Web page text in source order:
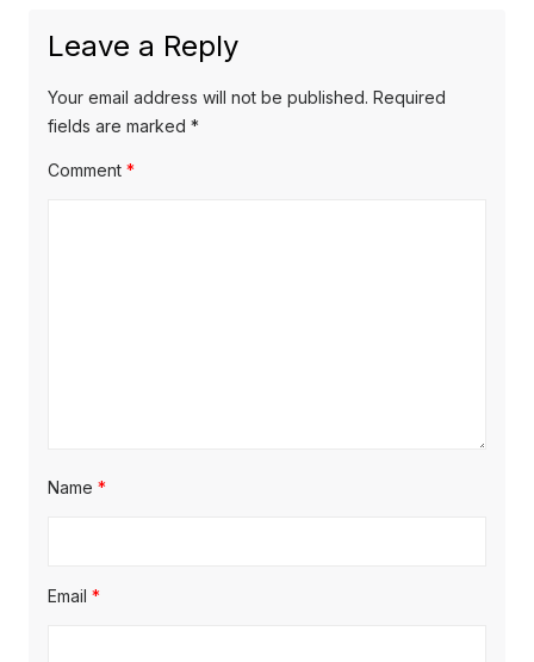
Leave a Reply
Your email address will not be published. Required
fields are marked *
Comment *
Name *
Email *